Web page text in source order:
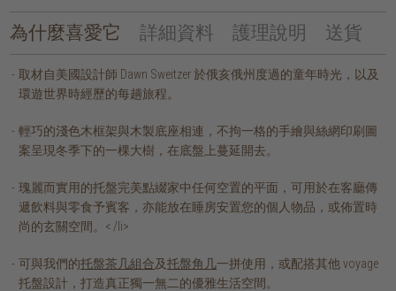
為什麼喜愛它 詳細資料 護理說明 送貨
取材自美國設計師 Dawn Sweitzer 於俄亥俄州度過的童年時光，以及
環遊世界時經歷的每趟旅程。
輕巧的淺色木框架與木製底座相連，不拘一格的手繪與絲網印刷圖
案呈現冬季下的一棵大樹，在底盤上蔓延開去。
瑰麗而實用的托盤完美點綴家中任何空置的平面，可用於在客廳傳
遞飲料與零食予賓客，亦能放在睡房安置您的個人物品，或佈置時
尚的玄關空間。< /li>
可與我們的托盤茶几組合及托盤角几一拼使用，或配搭其他 voyage
托盤設計，打造真正獨一無二的優雅生活空間。